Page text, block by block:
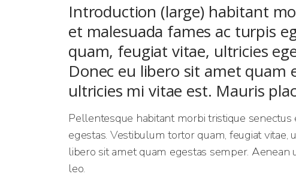
Introduction (large) habitant
et malesuada fames ac turpis
quam, feugiat vitae, ultricies
Donec eu libero sit amet quam
ultricies mi vitae est. Mauris
Pellentesque habitant morbi tristique
egestas. Vestibulum tortor quam, feugiat vitae,
libero sit amet quam egestas semper.
leo.